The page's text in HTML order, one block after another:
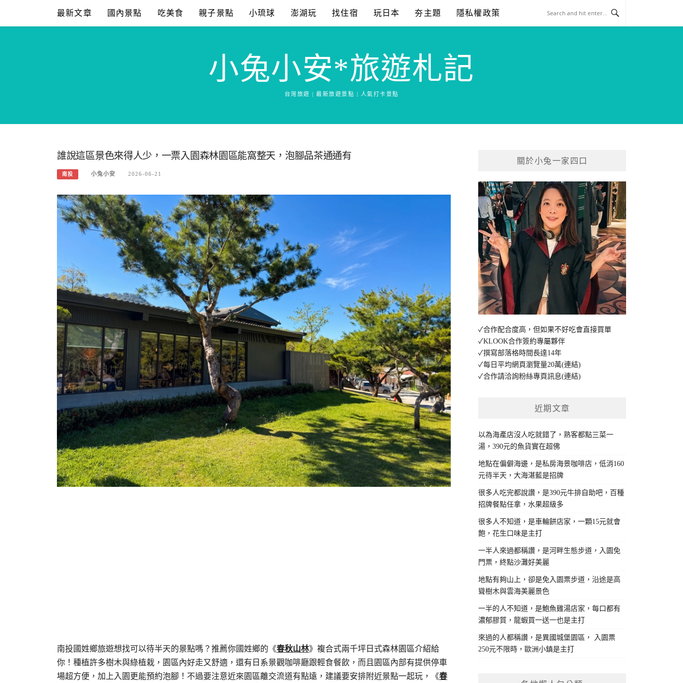
content
最新文章 國內景點 吃美食 親子景點 小琉球 澎湖玩 找住宿 玩日本 夯主題 隱私權政策
小兔小安*旅遊札記
台灣旅遊 | 最新旅遊景點 | 人氣打卡景點
誰說這區景色來得人少，一票入園森林園區能窩整天，泡腳品茶通通有
南投 小兔小安 2026-06-21
南投國姓鄉旅遊想找可以待半天的景點嗎？推薦你國姓鄉的《春秋山林》複合式兩千坪日式森林園區介紹給
你！種植許多樹木與綠植栽，園區內好走又舒適，還有日系景觀咖啡廳跟輕食餐飲，而且園區內部有提供停車
場超方便，加上入園更能預約泡腳！不過要注意近來園區離交流道有點遠，建議要安排附近景點一起玩，《春
關於小兔一家四口
✓合作配合度高，但如果不好吃會直接買單
✓KLOOK合作簽約專屬夥伴
✓撰寫部落格時間長達14年
✓每日平均網頁瀏覽量20萬(連結)
✓合作請洽詢粉絲專頁訊息(連結)
近期文章
以為海產店沒人吃就錯了，熟客都點三菜一
湯，390元的魚貨實在超佛
地點在偏僻海邊，是私房海景咖啡店，低消160
元待半天，大海湛藍是招牌
很多人吃完都說讚，是390元牛排自助吧，百種
招牌餐點任拿，水果超級多
很多人不知道，是車輪餅店家，一顆15元就會
飽，花生口味是主打
一半人來過都稱讚，是河畔生態步道，入園免
門票，終點沙灘好美麗
地點有夠山上，卻是免入園票步道，沿途是高
聳樹木與雲海美麗景色
一半的人不知道，是鮑魚雞湯店家，每口都有
濃郁膠質，龍蝦買一送一也是主打
來過的人都稱讚，是異國城堡園區， 入園票
250元不限時，歐洲小鎮是主打